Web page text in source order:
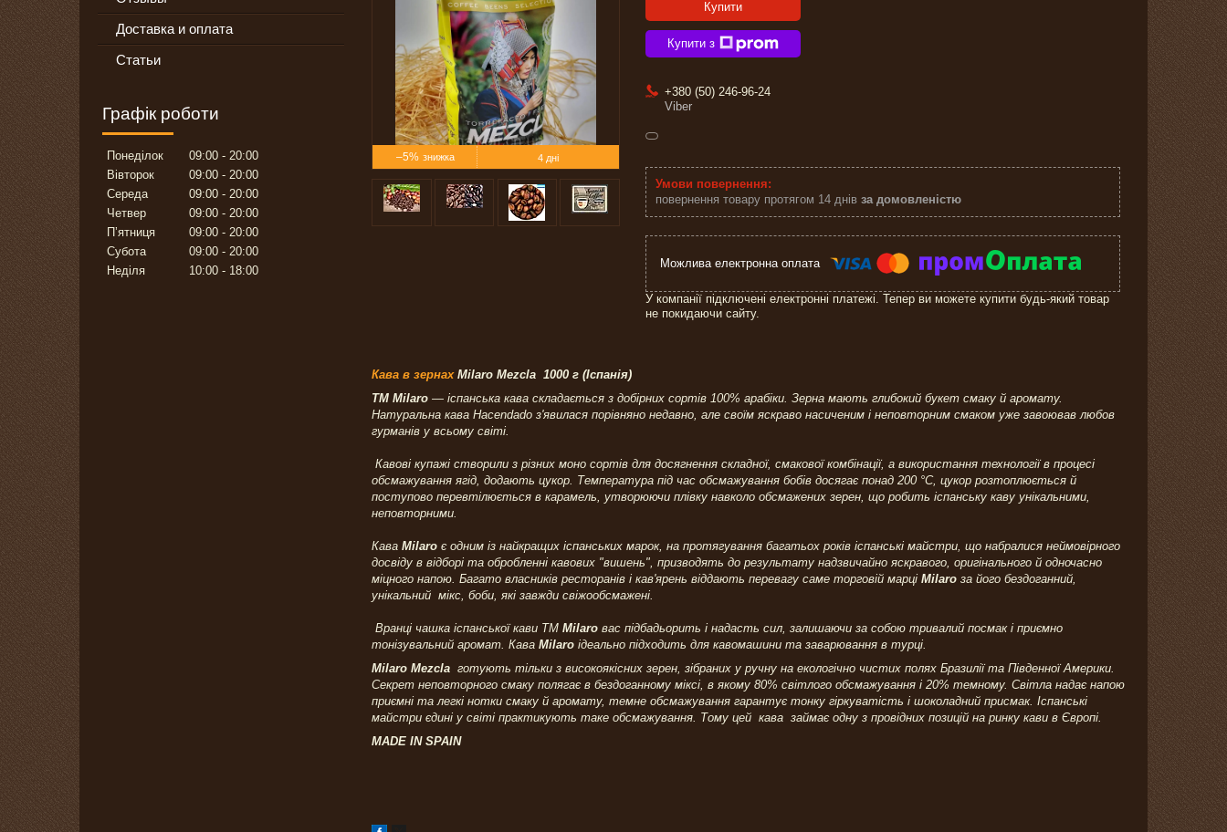
–5% 4 дні
Купити
Купити з
+380 (50) 246-96-24
Viber
повернення товару протягом 14 днів за домовленістю
У компанії підключені електронні платежі. Тепер ви можете купити будь-який товар
не покидаючи сайту.
Кава в зернахMilaro Mezcla 1000 г (Іспанія)
ТМ Milaro — іспанська кава складається з добірних сортів 100% арабіки. Зерна мають глибокий букет смаку й аромату.
Натуральна кава Hacendado з'явилася порівняно недавно, але своїм яскраво насиченим і неповторним смаком уже завоював любов
гурманів у всьому світі.
Кавові купажі створили з різних моно сортів для досягнення складної, смакової комбінації, а використання технології в процесі
обсмажування ягід, додають цукор. Температура під час обсмажування бобів досягає понад 200 °C, цукор розтоплюється й
поступово перевтілюється в карамель, утворюючи плівку навколо обсмажених зерен, що робить іспанську каву унікальними,
неповторними.
Кава Milaro є одним із найкращих іспанських марок, на протягування багатьох років іспанські майстри, що набралися неймовірного
досвіду в відборі та обробленні кавових "вишень", призводять до результату надзвичайно яскравого, оригінального й одночасно
міцного напою. Багато власників ресторанів і кав'ярень віддають перевагу саме торговій марці Milaro за його бездоганний,
унікальний мікс, боби, які завжди свіжообсмажені.
Вранці чашка іспанської кави ТМ Milaro вас підбадьорить і надасть сил, залишаючи за собою тривалий посмак і приємно
тонізувальний аромат. Кава Milaro ідеально підходить для кавомашини та заварювання в турці.
Milaro Mezcla готують тільки з високоякісних зерен, зібраних у ручну на екологічно чистих полях Бразилії та Південної Америки.
Секрет неповторного смаку полягає в бездоганному міксі, в якому 80% світлого обсмажування і 20% темному. Світла надає напою
приємні та легкі нотки смаку й аромату, темне обсмажування гарантує тонку гіркуватість і шоколадний присмак. Іспанські
майстри єдині у світі практикують таке обсмажування. Тому цей кава займає одну з провідних позицій на ринку кави в Європі.
MADE IN SPAIN
Доставка и оплата
Статьи
Графік роботи
Понеділок 09:00
20:00
Вівторок
09:00
20:00
Середа
09:00
20:00
Четвер
09:00
20:00
Пʼятниця
09:00
20:00
Субота
09:00
20:00
Неділя
10:00 18:00